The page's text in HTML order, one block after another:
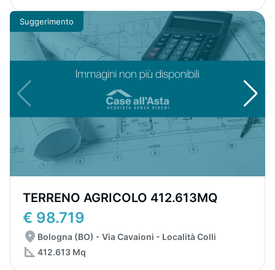
Suggerimento
TERRENO AGRICOLO 412.613MQ
€ 98.719
Bologna (BO) - Via Cavaioni - Località Colli
412.613 Mq